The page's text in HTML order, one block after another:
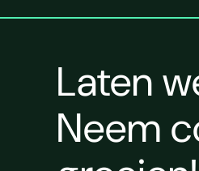
Laten
Neem